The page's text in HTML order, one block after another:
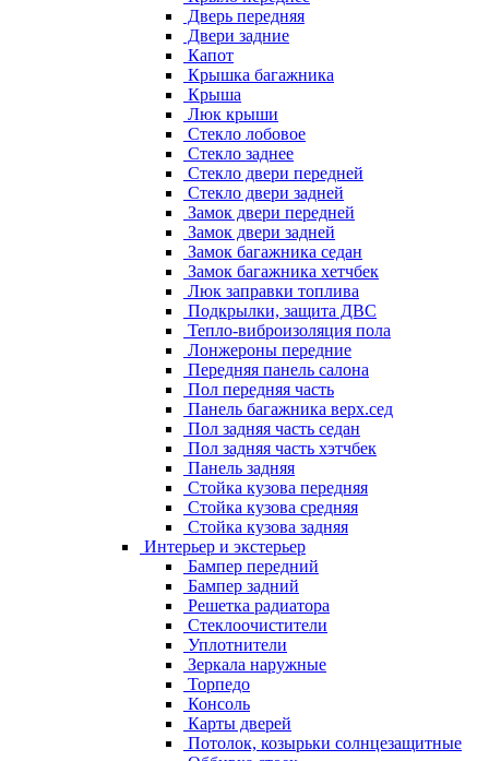
Дверь передняя
Двери задние
Капот
Крышка багажника
Крыша
Люк крыши
Стекло лобовое
Стекло заднее
Стекло двери передней
Стекло двери задней
Замок двери передней
Замок двери задней
Замок багажника седан
Замок багажника хетчбек
Люк заправки топлива
Подкрылки, защита ДВС
Тепло-виброизоляция пола
Лонжероны передние
Передняя панель салона
Пол передняя часть
Панель багажника верх.сед
Пол задняя часть седан
Пол задняя часть хэтчбек
Панель задняя
Стойка кузова передняя
Стойка кузова средняя
Стойка кузова задняя
Интерьер и экстерьер
Бампер передний
Бампер задний
Решетка радиатора
Стеклоочистители
Уплотнители
Зеркала наружные
Торпедо
Консоль
Карты дверей
Потолок, козырьки солнцезащитные